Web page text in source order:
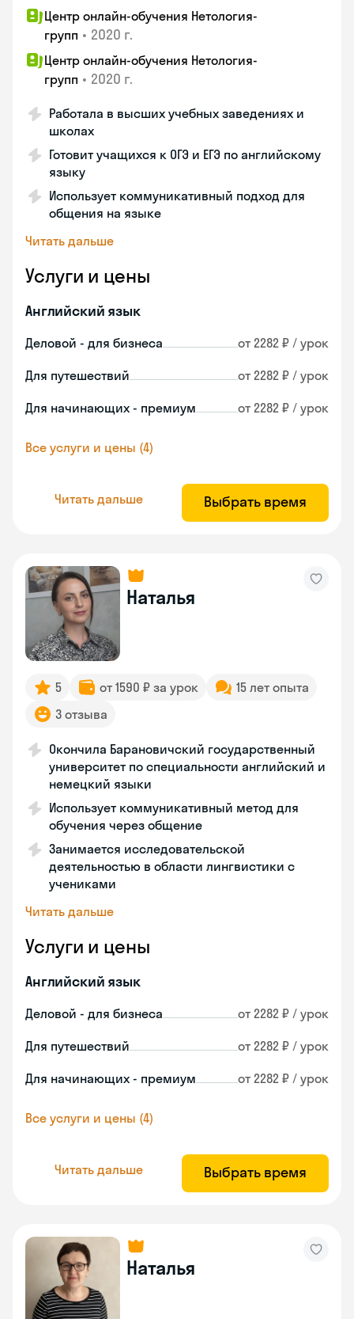
Центр онлайн-обучения Нетология-
групп • 2020 г.
Центр онлайн-обучения Нетология-
групп • 2020 г.
Работала в высших учебных заведениях и
школах
Готовит учащихся к ОГЭ и ЕГЭ по английскому
языку
Использует коммуникативный подход для
общения на языке
Читать дальше
Услуги и цены
Английский язык
Деловой - для бизнеса от 2282 ₽ / урок
Для путешествий от 2282 ₽ / урок
Для начинающих - премиум от 2282 ₽ / урок
Все услуги и цены (4)
Читать дальше Выбрать время
Наталья
5 от 1590 ₽ за урок
15 лет опыта
3 отзыва
Окончила Барановичский государственный
университет по специальности английский и
немецкий языки
Использует коммуникативный метод для
обучения через общение
Занимается исследовательской
деятельностью в области лингвистики с
учениками
Читать дальше
Услуги и цены
Английский язык
Деловой - для бизнеса от 2282 ₽ / урок
Для путешествий от 2282 ₽ / урок
Для начинающих - премиум от 2282 ₽ / урок
Все услуги и цены (4)
Читать дальше Выбрать время
Наталья